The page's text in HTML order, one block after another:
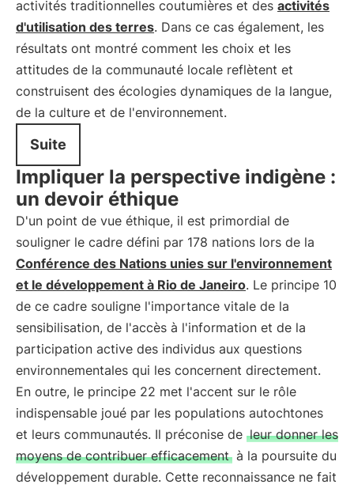
activités traditionnelles coutumières et des activités
d'utilisation des terres. Dans ce cas également, les
résultats ont montré comment les choix et les
attitudes de la communauté locale reflètent et
construisent des écologies dynamiques de la langue,
de la culture et de l'environnement.
Suite
Impliquer la perspective indigène :
un devoir éthique
D'un point de vue éthique, il est primordial de
souligner le cadre défini par 178 nations lors de la
Conférence des Nations unies sur l'environnement
et le développement à Rio de Janeiro. Le principe 10
de ce cadre souligne l'importance vitale de la
sensibilisation, de l'accès à l'information et de la
participation active des individus aux questions
environnementales qui les concernent directement.
En outre, le principe 22 met l'accent sur le rôle
indispensable joué par les populations autochtones
et leurs communautés. Il préconise de leur donner les
moyens de contribuer efficacement à la poursuite du
développement durable. Cette reconnaissance ne fait